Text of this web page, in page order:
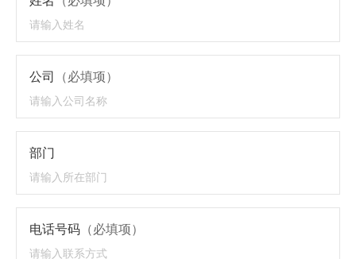
公司 （必填项）
部门
电话号码 （必填项）